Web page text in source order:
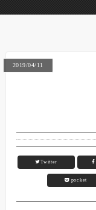
2019/04/11
Twitter
pocket